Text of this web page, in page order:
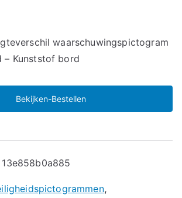
waarschuwingspictogram
– Kunststof bord
Bekijken-Bestellen
13e858b0a885
,